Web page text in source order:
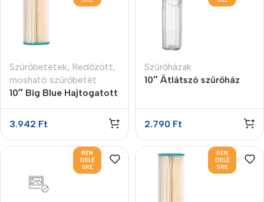
Szűrőbetétek, Redőzött,
mosható szűrőbetét
10″ Big Blue Hajtogatott
szűrőbetét 50 micron
3.942 Ft
Szűrőházak
10″ Átlátszó szűrőház
2.790 Ft
REN
DELÉ
SRE
REN
DELÉ
SRE